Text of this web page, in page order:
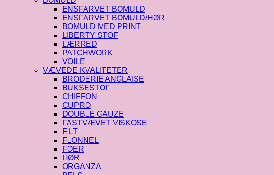
ENSFARVET BOMULD
ENSFARVET BOMULD/HØR
BOMULD MED PRINT
LIBERTY STOF
LÆRRED
PATCHWORK
VOILE
VÆVEDE KVALITETER
BRODERIE ANGLAISE
BUKSESTOF
CHIFFON
CUPRO
DOUBLE GAUZE
FASTVÆVET VISKOSE
FILT
FLONNEL
FOER
HØR
ORGANZA